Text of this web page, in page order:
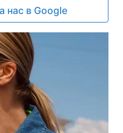
нас в Google